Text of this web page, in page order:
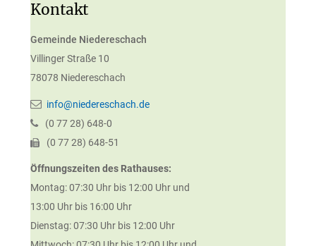
Kontakt
Gemeinde Niedereschach
Villinger Straße 10
78078 Niedereschach
info@niedereschach.de
(0 7728) 648-0
(0 7728) 648-51
Öffnungszeiten des Rathauses:
Montag: 07:30 Uhr bis 12:00 Uhr und
13:00 Uhr bis 16:00 Uhr
Dienstag: 07:30 Uhr bis 12:00 Uhr